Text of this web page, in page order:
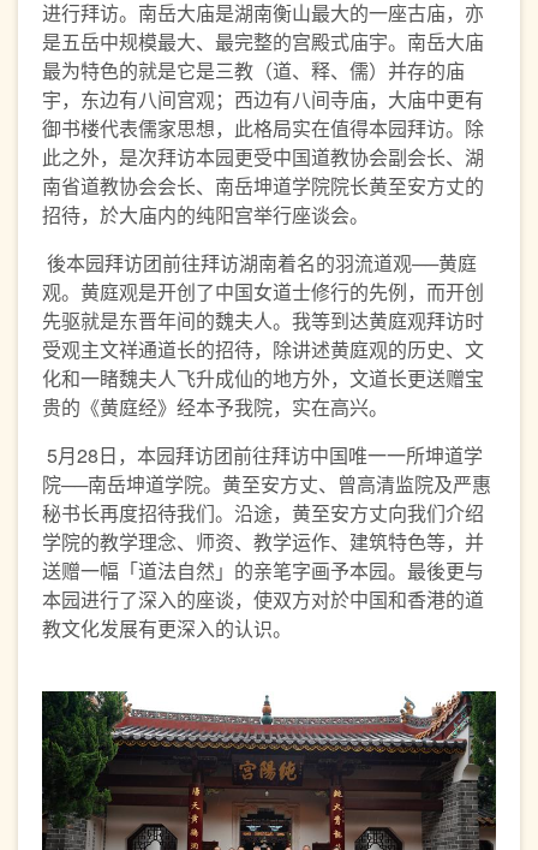
进行拜访。南岳大庙是湖南衡山最大的一座古庙，亦
是五岳中规模最大、最完整的宫殿式庙宇。南岳大庙
最为特色的就是它是三教（道、释、儒）并存的庙
宇，东边有八间宫观；西边有八间寺庙，大庙中更有
御书楼代表儒家思想，此格局实在值得本园拜访。除
此之外，是次拜访本园更受中国道教协会副会长、湖
南省道教协会会长、南岳坤道学院院长黄至安方丈的
招待，於大庙内的纯阳宫举行座谈会。
後本园拜访团前往拜访湖南着名的羽流道观──黄庭
观。黄庭观是开创了中国女道士修行的先例，而开创
先驱就是东晋年间的魏夫人。我等到达黄庭观拜访时
受观主文祥通道长的招待，除讲述黄庭观的历史、文
化和一睹魏夫人飞升成仙的地方外，文道长更送赠宝
贵的《黄庭经》经本予我院，实在高兴。
5月28日，本园拜访团前往拜访中国唯一一所坤道学
院──南岳坤道学院。黄至安方丈、曾高清监院及严惠
秘书长再度招待我们。沿途，黄至安方丈向我们介绍
学院的教学理念、师资、教学运作、建筑特色等，并
送赠一幅「道法自然」的亲笔字画予本园。最後更与
本园进行了深入的座谈，使双方对於中国和香港的道
教文化发展有更深入的认识。